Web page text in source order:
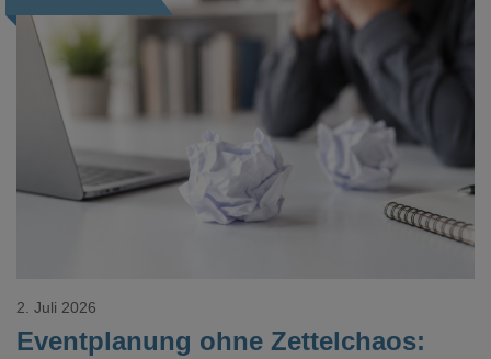
Loading...
Eventplanung ohne Zettelchaos:
2. Juli 2026